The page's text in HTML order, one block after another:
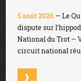
5 août 2026 — Le
dispute sur
National du Trot –
circuit national